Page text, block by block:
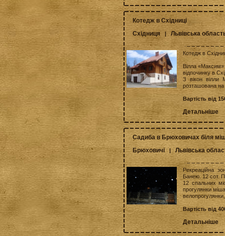
Котедж в Східниці
Східниця |Львівська
Котедж в
Вілла
відпочинку в
З вікон вілли
розташована на
Вартість від
Детальніше
Садиба в Брюховичах біля
Брюховичі |Львівська
Рекреаційна
Банею. 12 сот.
12 спальних
прогулянки
Вартість від
Детальніше